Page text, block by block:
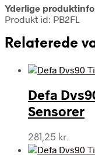
Yderlige
Produkt id: PB2FL
Relaterede
Defa
Sensorer
281,25 kr.